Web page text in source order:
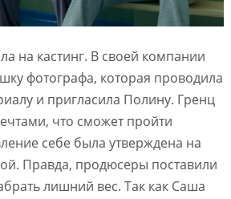
на кастинг. В своей компании
фотографа, которая проводила
и пригласила Полину. Гренц
что сможет пройти
себе была утверждена на
Правда, продюсеры поставили
лишний вес. Так как Саша